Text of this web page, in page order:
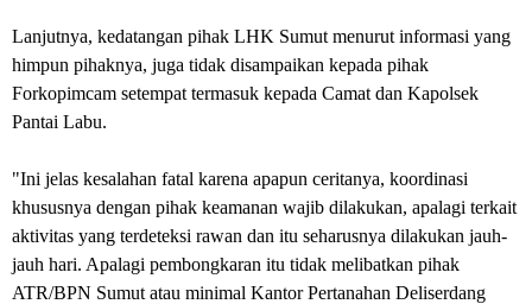
Lanjutnya, kedatangan pihak LHK Sumut menurut informasi yang
himpun pihaknya, juga tidak disampaikan kepada pihak
Forkopimcam setempat termasuk kepada Camat dan Kapolsek
Pantai Labu.
"Ini jelas kesalahan fatal karena apapun ceritanya, koordinasi
khususnya dengan pihak keamanan wajib dilakukan, apalagi terkait
aktivitas yang terdeteksi rawan dan itu seharusnya dilakukan jauh-
jauh hari. Apalagi pembongkaran itu tidak melibatkan pihak
ATR/BPN Sumut atau minimal Kantor Pertanahan Deliserdang